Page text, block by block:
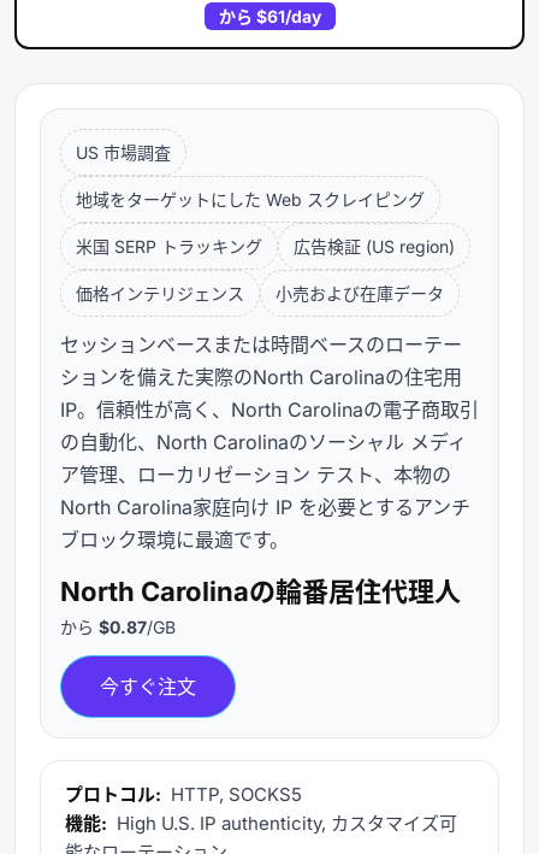
から $61/day
US 市場調査
地域をターゲットにした Web スクレイピング
米国 SERP トラッキング 広告検証 (US region)
価格インテリジェンス 小売および在庫データ
セッションベースまたは時間ベースのローテー
ションを備えた実際のNorth Carolinaの住宅用
IP。信頼性が高く、North Carolinaの電子商取引
の自動化、North Carolinaのソーシャル メディ
ア管理、ローカリゼーション テスト、本物の
North Carolina家庭向け IP を必要とするアンチ
ブロック環境に最適です。
North Carolinaの輪番居住代理人
から $0.87/GB
今すぐ注文
プロトコル: HTTP, SOCKS5
機能: High U.S. IP authenticity, カスタマイズ可